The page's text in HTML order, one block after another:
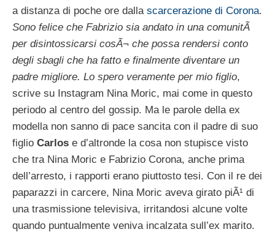
a distanza di poche ore dalla scarcerazione di Corona.
Sono felice che Fabrizio sia andato in una comunitÃ
per disintossicarsi cosÃ¬ che possa rendersi conto
degli sbagli che ha fatto e finalmente diventare un
padre migliore. Lo spero veramente per mio figlio,
scrive su Instagram Nina Moric, mai come in questo
periodo al centro del gossip. Ma le parole della ex
modella non sanno di pace sancita con il padre di suo
figlio Carlos e d’altronde la cosa non stupisce visto
che tra Nina Moric e Fabrizio Corona, anche prima
dell’arresto, i rapporti erano piuttosto tesi. Con il re dei
paparazzi in carcere, Nina Moric aveva girato piÃ¹ di
una trasmissione televisiva, irritandosi alcune volte
quando puntualmente veniva incalzata sull’ex marito.